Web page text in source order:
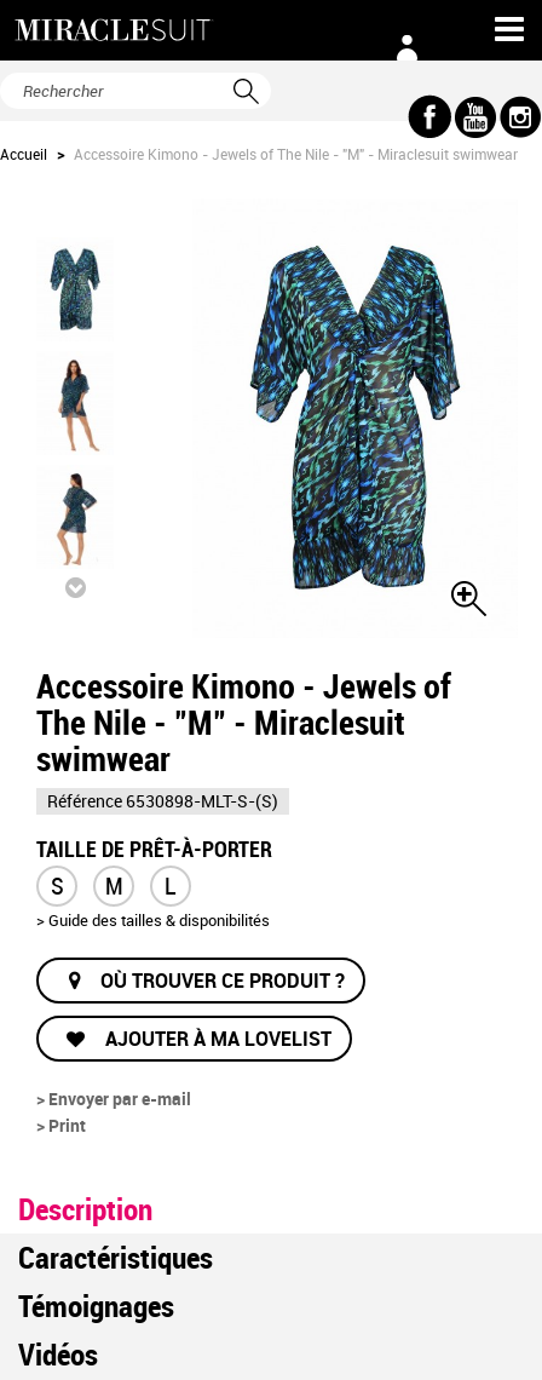
Accueil > Accessoire Kimono - Jewels of The Nile - "M" - Miraclesuit swimwear
Accessoire Kimono - Jewels of
The Nile - "M" - Miraclesuit
swimwear
Référence 6530898-MLT-S-(S)
TAILLE DE PRÊT-À-PORTER
S M L
> Guide des tailles & disponibilités
OÙ TROUVER CE PRODUIT ?
AJOUTER À MA LOVELIST
> Envoyer par e-mail
> Print
Description
Caractéristiques
Témoignages
Vidéos